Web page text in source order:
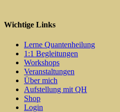
Wichtige Links
Lerne Quantenheilung
1:1 Begleitungen
Workshops
Veranstaltungen
Über mich
Aufstellung mit QH
Shop
Login